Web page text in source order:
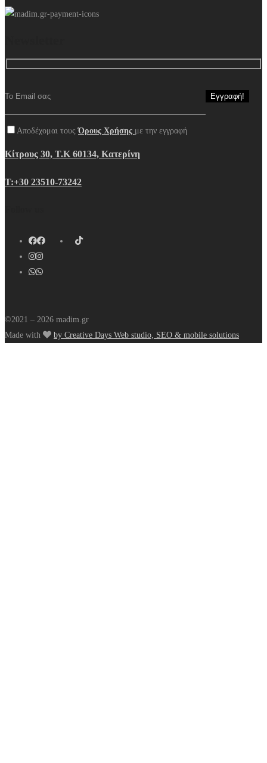
Αποδέχομαι τουςΌρους Χρήσης με την εγγραφή
Κίτρους 30, Τ.Κ 60134, Κατερίνη
Τ:+30 23510-73242
©2021 – 2026 madim.gr
Made with
by Creative Days Web studio, SEO & mobile solutions